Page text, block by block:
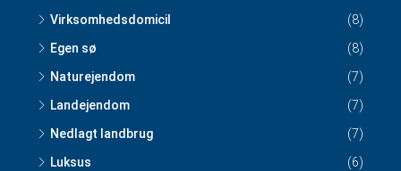
Virksomhedsdomicil
(8)
Egen sø
(8)
Naturejendom
(7)
Landejendom
(7)
Nedlagt landbrug
(7)
Luksus
(6)